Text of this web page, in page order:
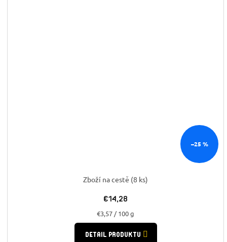
–25 %
Zboží na cestě (8 ks)
€14,28
Jednotková
cena:
€3,57 / 100 g
DETAIL PRODUKTU